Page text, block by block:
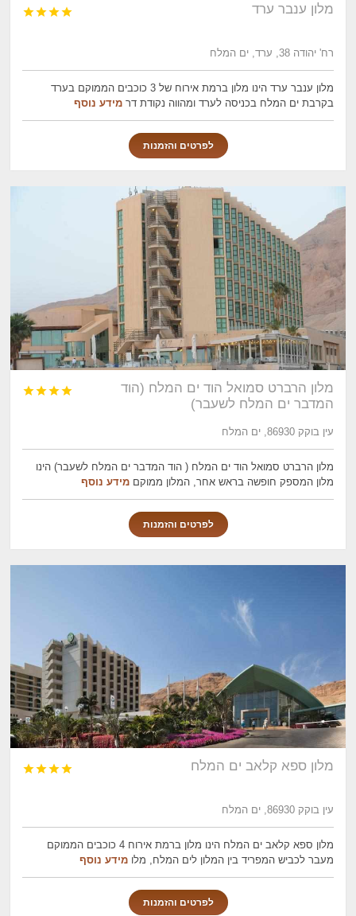
מלון ענבר ערד 



רח' יהודה 38, ערד, ים המלח
מלון ענבר ערד הינו מלון ברמת אירוח של 3 כוכבים הממוקם בערד
בקרבת ים המלח בכניסה לערד ומהווה נקודת דרמידע נוסף
לפרטים והזמנות
מלון הרברט סמואל הוד ים המלח (הוד
המדבר ים המלח לשעבר)




עין בוקק 86930, ים המלח
מלון הרברט סמואל הוד ים המלח ( הוד המדבר ים המלח לשעבר) הינו
מלון המספק חופשה בראש אחר, המלון ממוקםמידע נוסף
לפרטים והזמנות
מלון ספא קלאב ים המלח 



עין בוקק 86930, ים המלח
מלון ספא קלאב ים המלח הינו מלון ברמת אירוח 4 כוכבים הממוקם
מעבר לכביש המפריד בין המלון לים המלח, מלומידע נוסף
לפרטים והזמנות